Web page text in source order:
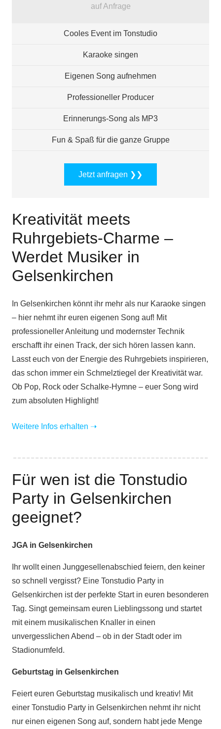
Kreativität meets
Ruhrgebiets-Charme –
Werdet Musiker in
Gelsenkirchen
In Gelsenkirchen könnt ihr mehr als nur Karaoke singen
– hier nehmt ihr euren eigenen Song auf! Mit
professioneller Anleitung und modernster Technik
erschafft ihr einen Track, der sich hören lassen kann.
Lasst euch von der Energie des Ruhrgebiets inspirieren,
das schon immer ein Schmelztiegel der Kreativität war.
Ob Pop, Rock oder Schalke-Hymne – euer Song wird
zum absoluten Highlight!
Weitere Infos erhalten ➝
Für wen ist die Tonstudio
Party in Gelsenkirchen
geeignet?
JGA in Gelsenkirchen
Ihr wollt einen Junggesellenabschied feiern, den keiner
so schnell vergisst? Eine Tonstudio Party in
Gelsenkirchen ist der perfekte Start in euren besonderen
Tag. Singt gemeinsam euren Lieblingssong und startet
mit einem musikalischen Knaller in einen
unvergesslichen Abend – ob in der Stadt oder im
Stadionumfeld.
Geburtstag in Gelsenkirchen
Feiert euren Geburtstag musikalisch und kreativ! Mit
einer Tonstudio Party in Gelsenkirchen nehmt ihr nicht
nur einen eigenen Song auf, sondern habt jede Menge
auf Anfrage
Cooles Event im Tonstudio
Karaoke singen
Eigenen Song aufnehmen
Professioneller Producer
Erinnerungs-Song als MP3
Fun & Spaß für die ganze Gruppe
Jetzt anfragen ❯❯